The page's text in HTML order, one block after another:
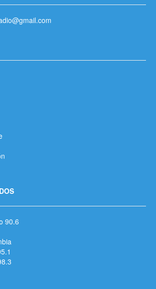
90.6